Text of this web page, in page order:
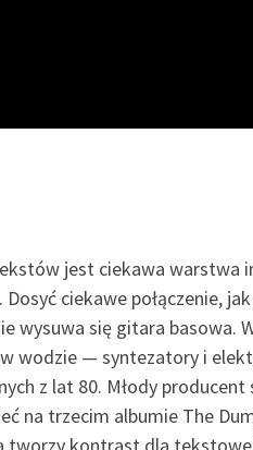
jest ciekawa warstwa
ciekawe połączenie,
wysuwa się gitara basowa.
wodzie — syntezatory i
z lat 80. Młody producent
na trzecim albumie The
tworzy kontrast dla